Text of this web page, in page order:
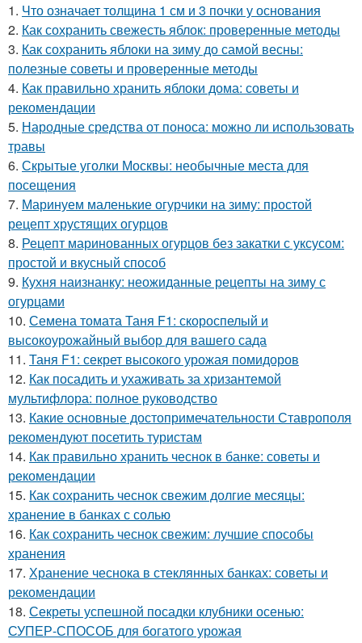
1. Что означает толщина 1 см и 3 почки у основания
2. Как сохранить свежесть яблок: проверенные методы
3. Как сохранить яблоки на зиму до самой весны:
полезные советы и проверенные методы
4. Как правильно хранить яблоки дома: советы и
рекомендации
5. Народные средства от поноса: можно ли использовать
травы
6. Скрытые уголки Москвы: необычные места для
посещения
7. Маринуем маленькие огурчики на зиму: простой
рецепт хрустящих огурцов
8. Рецепт маринованных огурцов без закатки с уксусом:
простой и вкусный способ
9. Кухня наизнанку: неожиданные рецепты на зиму с
огурцами
10. Семена томата Таня F1: скороспелый и
высокоурожайный выбор для вашего сада
11. Таня F1: секрет высокого урожая помидоров
12. Как посадить и ухаживать за хризантемой
мультифлора: полное руководство
13. Какие основные достопримечательности Ставрополя
рекомендуют посетить туристам
14. Как правильно хранить чеснок в банке: советы и
рекомендации
15. Как сохранить чеснок свежим долгие месяцы:
хранение в банках с солью
16. Как сохранить чеснок свежим: лучшие способы
хранения
17. Хранение чеснока в стеклянных банках: советы и
рекомендации
18. Секреты успешной посадки клубники осенью:
СУПЕР-СПОСОБ для богатого урожая